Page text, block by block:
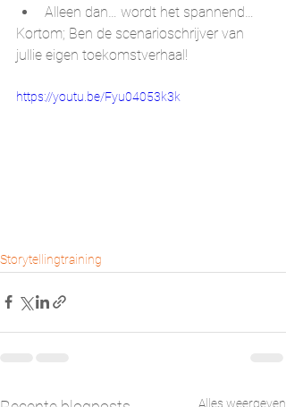
Alleen dan… wordt het spannend…
Kortom; Ben de scenarioschrijver van
jullie eigen toekomstverhaal!
https://youtu.be/Fyu04053k3k
Storytellingtraining
Alles weergeven